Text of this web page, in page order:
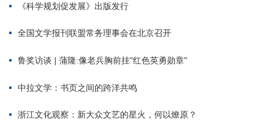
《科学规划促发展》出版发行
全国文学报刊联盟常务理事会在北京召开
鲁奖访谈 | 蒲隆:像老兵胸前挂"红色英勇勋章"
中拉文学：书页之间的跨洋共鸣
浙江文化观察：新大众文艺的星火，何以燎原？